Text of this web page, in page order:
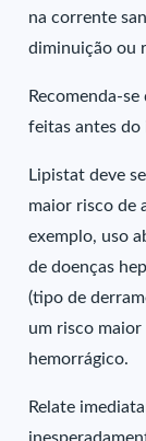
na corrente
diminuição ou
Recomenda-
feitas antes
Lipistat deve
maior risco de
exemplo, uso
de doenças
(tipo de
um risco maior
hemorrágico.
Relate